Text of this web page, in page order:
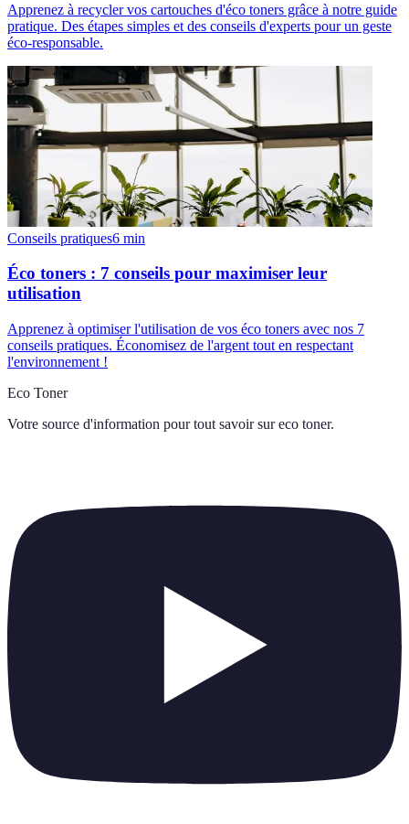
Apprenez à recycler vos cartouches d'éco toners grâce à notre guide
pratique. Des étapes simples et des conseils d'experts pour un geste
éco-responsable.
Conseils pratiques6 min
Éco toners : 7 conseils pour maximiser leur
utilisation
Apprenez à optimiser l'utilisation de vos éco toners avec nos 7
conseils pratiques. Économisez de l'argent tout en respectant
l'environnement !
Eco Toner
Votre source d'information pour tout savoir sur eco toner.